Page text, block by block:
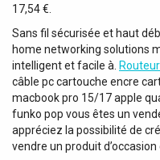
17,54 €.
Sans fil sécurisée et haut
home networking solutions
intelligent et facile à.
câble pc cartouche encre
macbook pro 15/17 apple
funko pop vous êtes un
appréciez la possibilité de
vendre un produit d’occasion